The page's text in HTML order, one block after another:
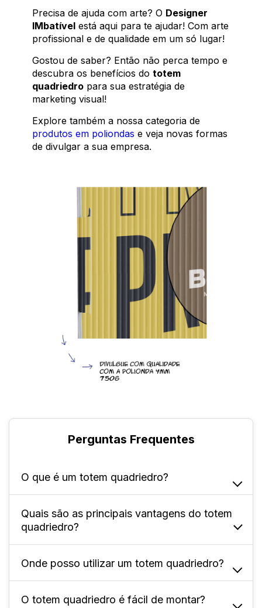
Precisa de ajuda com arte? O Designer
IMbatível está aqui para te ajudar! Com arte
profissional e de qualidade em um só lugar!
Gostou de saber? Então não perca tempo e
descubra os benefícios do totem
quadriedro para sua estratégia de
marketing visual!
Explore também a nossa categoria de
produtos em poliondas e veja novas formas
de divulgar a sua empresa.
Perguntas Frequentes
O que é um totem quadriedro?
Ele é uma estrutura tridimensional em
formato quadrado com quatro faces, que
permite a exibição de comunicação visual em
360º, ideal para divulgação de uma empresa
e suas ações.
Quais são as principais vantagens do totem
quadriedro?
A principal vantagem do totem quadriedro é
seu formato com quatro faces, que permite a
promoção de empresas e ações de maneira
Onde posso utilizar um totem quadriedro?
Por sua facilidade de montagem e
O totem quadriedro é fácil de montar?